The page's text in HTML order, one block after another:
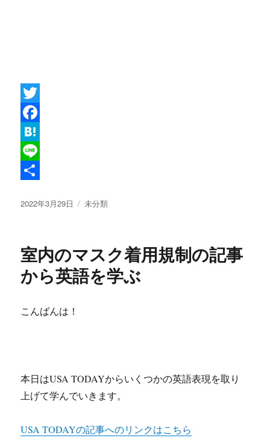
T
w
i
e
F
a
c
b
o
k
H
a
e
a
L
n
有
投
2022年3月29日
カ
ー
未分類
室内のマスク着用規制の記事
から英語を学ぶ
こんばんは！
本日はUSA TODAYからいくつかの英語表現を取り
上げて学んでいきます。
USA TODAYの記事へのリンクはこちら